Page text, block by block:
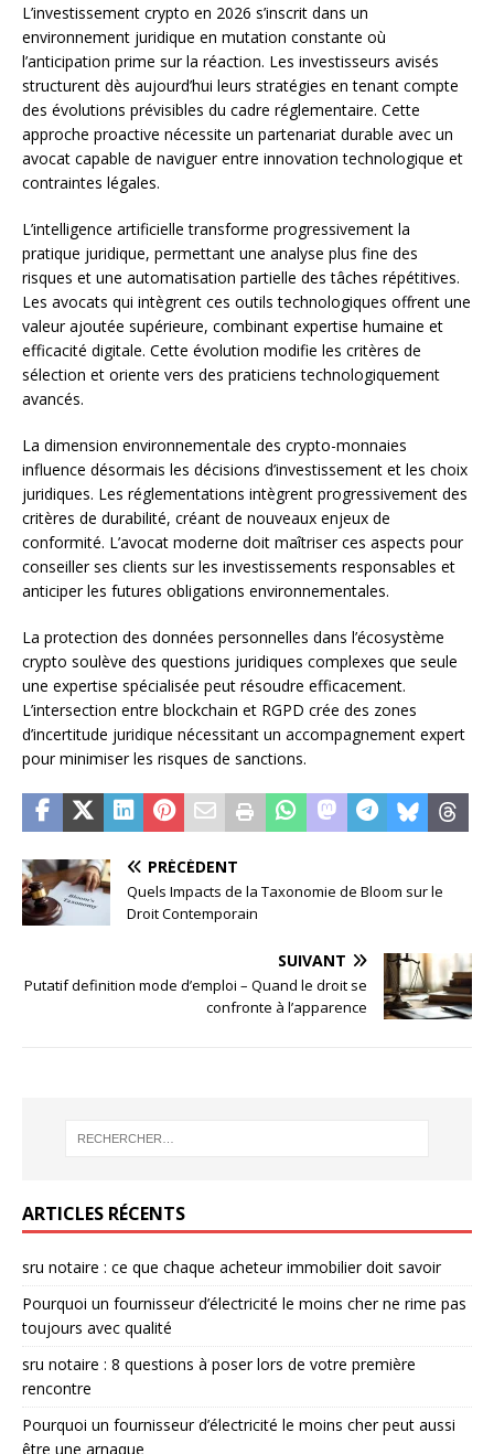
L’investissement crypto en 2026 s’inscrit dans un
environnement juridique en mutation constante où
l’anticipation prime sur la réaction. Les investisseurs avisés
structurent dès aujourd’hui leurs stratégies en tenant compte
des évolutions prévisibles du cadre réglementaire. Cette
approche proactive nécessite un partenariat durable avec un
avocat capable de naviguer entre innovation technologique et
contraintes légales.
L’intelligence artificielle transforme progressivement la
pratique juridique, permettant une analyse plus fine des
risques et une automatisation partielle des tâches répétitives.
Les avocats qui intègrent ces outils technologiques offrent une
valeur ajoutée supérieure, combinant expertise humaine et
efficacité digitale. Cette évolution modifie les critères de
sélection et oriente vers des praticiens technologiquement
avancés.
La dimension environnementale des crypto-monnaies
influence désormais les décisions d’investissement et les choix
juridiques. Les réglementations intègrent progressivement des
critères de durabilité, créant de nouveaux enjeux de
conformité. L’avocat moderne doit maîtriser ces aspects pour
conseiller ses clients sur les investissements responsables et
anticiper les futures obligations environnementales.
La protection des données personnelles dans l’écosystème
crypto soulève des questions juridiques complexes que seule
une expertise spécialisée peut résoudre efficacement.
L’intersection entre blockchain et RGPD crée des zones
d’incertitude juridique nécessitant un accompagnement expert
pour minimiser les risques de sanctions.
PRÉCÉDENT
Quels Impacts de la Taxonomie de Bloom sur le
Droit Contemporain
SUIVANT
Putatif definition mode d’emploi – Quand le droit se
confronte à l’apparence
ARTICLES RÉCENTS
sru notaire : ce que chaque acheteur immobilier doit savoir
Pourquoi un fournisseur d’électricité le moins cher ne rime pas
toujours avec qualité
sru notaire : 8 questions à poser lors de votre première
rencontre
Pourquoi un fournisseur d’électricité le moins cher peut aussi
être une arnaque